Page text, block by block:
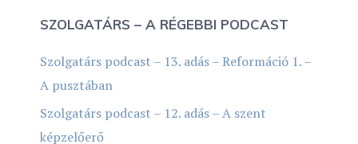
SZOLGATÁRS – A RÉGEBBI PODCAST
Szolgatárs podcast – 13. adás – Reformáció 1. –
A pusztában
Szolgatárs podcast – 12. adás – A szent
képzelőerő